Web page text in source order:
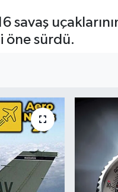
savaş
öne sürdü.